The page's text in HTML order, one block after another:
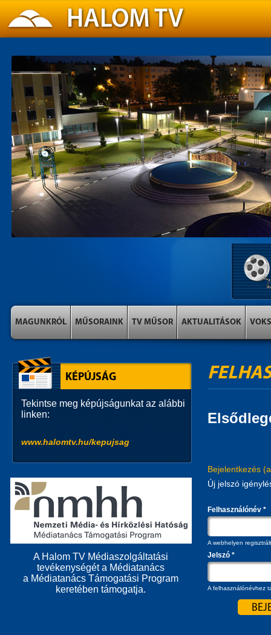
MAGUNKRÓL MŰSORAINK TV MŰSOR AKTUALITÁSOK VOKS
Bejelentkezés
Új jelszó
Felhasználónév *
A webhelyen
Jelszó *
A felhasználónévhez
KÉPÚJSÁG
Tekintse meg képújságunkat az alábbi
linken:
www.halomtv.hu/kepujsag
A Halom TV Médiaszolgáltatási
tevékenységét a Médiatanács
a Médiatanács Támogatási Program
keretében támogatja.